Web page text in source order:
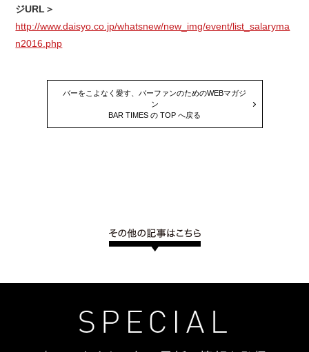
ジURL＞
http://www.daisyo.co.jp/whatsnew/new_img/event/list_salaryma
n2016.php
バーをこよなく愛す、バーファンのためのWEBマガジ
ン
BAR TIMES の TOP へ戻る